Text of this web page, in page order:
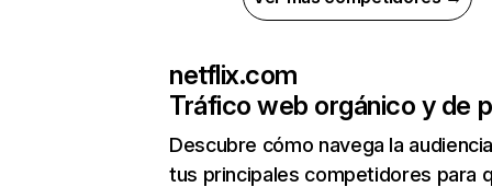
netflix.com
Tráfico web orgánico y de
Descubre cómo navega la
tus principales competidores para